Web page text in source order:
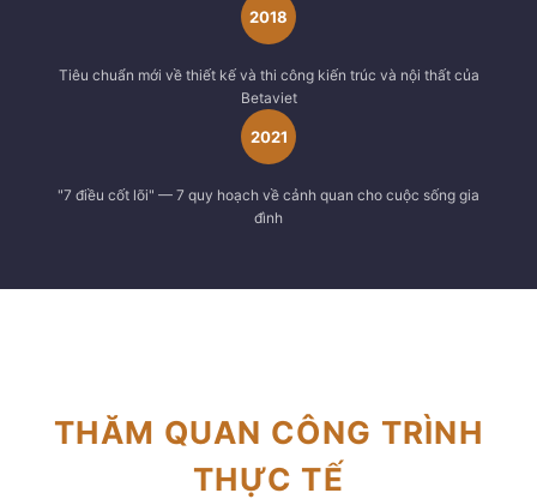
2018
Tiêu chuẩn mới về thiết kế và thi công kiến trúc và nội thất của
Betaviet
2021
"7 điều cốt lõi" — 7 quy hoạch về cảnh quan cho cuộc sống gia
đình
THĂM QUAN CÔNG TRÌNH
THỰC TẾ